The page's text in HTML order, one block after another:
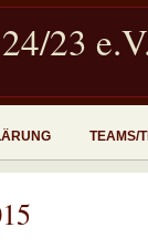
23
TEAMS/